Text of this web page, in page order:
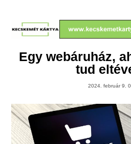
Egy webáruház,
tud
2024. február 9.